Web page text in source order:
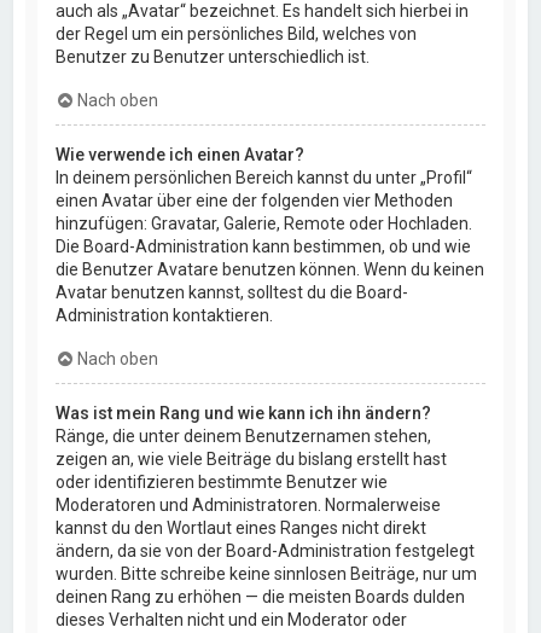
auch als „Avatar“ bezeichnet. Es handelt sich hierbei in
der Regel um ein persönliches Bild, welches von
Benutzer zu Benutzer unterschiedlich ist.
Nach oben
Wie verwende ich einen Avatar?
In deinem persönlichen Bereich kannst du unter „Profil“
einen Avatar über eine der folgenden vier Methoden
hinzufügen: Gravatar, Galerie, Remote oder Hochladen.
Die Board-Administration kann bestimmen, ob und wie
die Benutzer Avatare benutzen können. Wenn du keinen
Avatar benutzen kannst, solltest du die Board-
Administration kontaktieren.
Nach oben
Was ist mein Rang und wie kann ich ihn ändern?
Ränge, die unter deinem Benutzernamen stehen,
zeigen an, wie viele Beiträge du bislang erstellt hast
oder identifizieren bestimmte Benutzer wie
Moderatoren und Administratoren. Normalerweise
kannst du den Wortlaut eines Ranges nicht direkt
ändern, da sie von der Board-Administration festgelegt
wurden. Bitte schreibe keine sinnlosen Beiträge, nur um
deinen Rang zu erhöhen — die meisten Boards dulden
dieses Verhalten nicht und ein Moderator oder